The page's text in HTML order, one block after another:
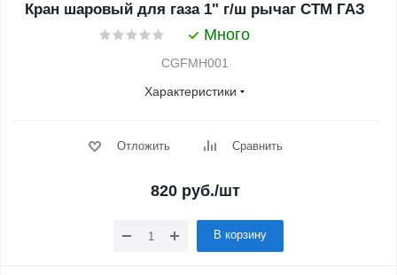
Кран шаровый для газа 1" г/ш рычаг CTM ГАЗ
Много
CGFMH001
Характеристики
Отложить Сравнить
820 руб./шт
В корзину